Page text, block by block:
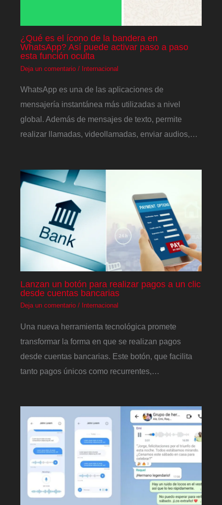
¿Qué es el ícono de la bandera en
WhatsApp? Así puede activar paso a paso
esta función oculta
Deja un comentario / Internacional
WhatsApp es una de las aplicaciones de
mensajería instantánea más utilizadas a nivel
global. Además de mensajes de texto, permite
realizar llamadas, videollamadas, enviar audios,…
Lanzan un botón para realizar pagos a un clic
desde cuentas bancarias
Deja un comentario / Internacional
Una nueva herramienta tecnológica promete
transformar la forma en que se realizan pagos
desde cuentas bancarias. Este botón, que facilita
tanto pagos únicos como recurrentes,…